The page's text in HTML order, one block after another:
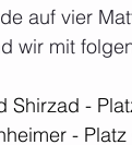
auf vier
wir mit
Shirzad -
-